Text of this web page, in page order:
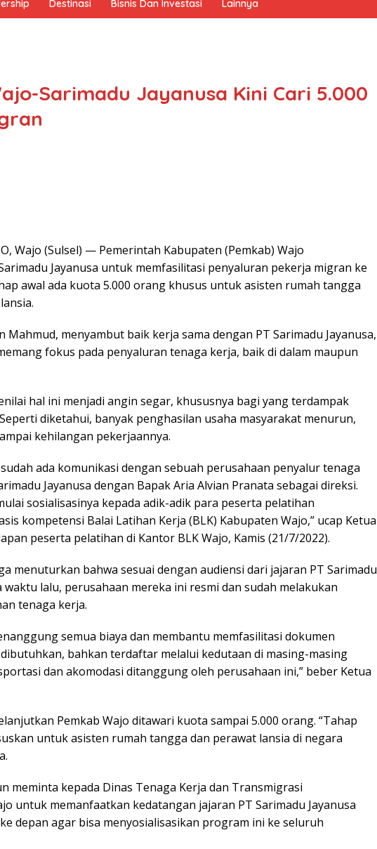
Destinasi Bisnis Dan Investasi Lainnya
Sarimadu Jayanusa Kini Cari 5.000
Wajo (Sulsel) — Pemerintah Kabupaten (Pemkab) Wajo
Jayanusa untuk memfasilitasi penyaluran pekerja migran ke
awal ada kuota 5.000 orang khusus untuk asisten rumah tangga
Mahmud, menyambut baik kerja sama dengan PT Sarimadu Jayanusa,
fokus pada penyaluran tenaga kerja, baik di dalam maupun
hal ini menjadi angin segar, khususnya bagi yang terdampak
diketahui, banyak penghasilan usaha masyarakat menurun,
kehilangan pekerjaannya.
ada komunikasi dengan sebuah perusahaan penyalur tenaga
Jayanusa dengan Bapak Aria Alvian Pranata sebagai direksi.
sosialisasinya kepada adik-adik para peserta pelatihan
kompetensi Balai Latihan Kerja (BLK) Kabupaten Wajo,” ucap Ketua
peserta pelatihan di Kantor BLK Wajo, Kamis (21/7/2022).
menuturkan bahwa sesuai dengan audiensi dari jajaran PT Sarimadu
waktu lalu, perusahaan mereka ini resmi dan sudah melakukan
tenaga kerja.
semua biaya dan membantu memfasilitasi dokumen
bahkan terdaftar melalui kedutaan di masing-masing
dan akomodasi ditanggung oleh perusahaan ini,” beber Ketua
Pemkab Wajo ditawari kuota sampai 5.000 orang. “Tahap
untuk asisten rumah tangga dan perawat lansia di negara
meminta kepada Dinas Tenaga Kerja dan Transmigrasi
untuk memanfaatkan kedatangan jajaran PT Sarimadu Jayanusa
depan agar bisa menyosialisasikan program ini ke seluruh